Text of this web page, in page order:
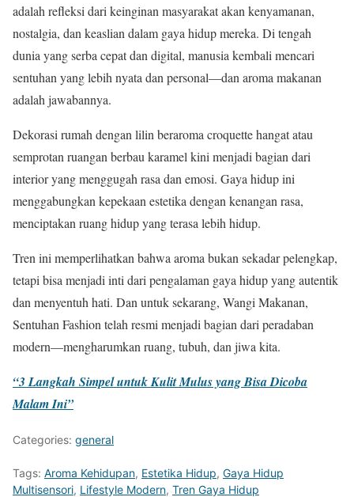
adalah refleksi dari keinginan masyarakat akan kenyamanan,
nostalgia, dan keaslian dalam gaya hidup mereka. Di tengah
dunia yang serba cepat dan digital, manusia kembali mencari
sentuhan yang lebih nyata dan personal—dan aroma makanan
adalah jawabannya.
Dekorasi rumah dengan lilin beraroma croquette hangat atau
semprotan ruangan berbau karamel kini menjadi bagian dari
interior yang menggugah rasa dan emosi. Gaya hidup ini
menggabungkan kepekaan estetika dengan kenangan rasa,
menciptakan ruang hidup yang terasa lebih hidup.
Tren ini memperlihatkan bahwa aroma bukan sekadar pelengkap,
tetapi bisa menjadi inti dari pengalaman gaya hidup yang autentik
dan menyentuh hati. Dan untuk sekarang, Wangi Makanan,
Sentuhan Fashion telah resmi menjadi bagian dari peradaban
modern—mengharumkan ruang, tubuh, dan jiwa kita.
“3 Langkah Simpel untuk Kulit Mulus yang Bisa Dicoba
Malam Ini”
Categories: general
Tags: Aroma Kehidupan, Estetika Hidup, Gaya Hidup
Multisensori, Lifestyle Modern, Tren Gaya Hidup